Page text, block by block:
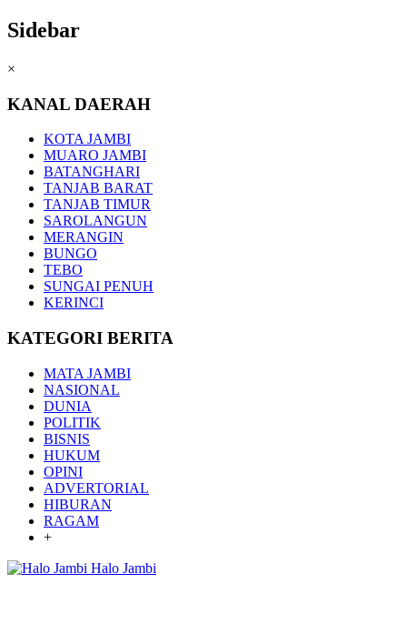
Sidebar
×
KANAL DAERAH
KOTA JAMBI
MUARO JAMBI
BATANGHARI
TANJAB BARAT
TANJAB TIMUR
SAROLANGUN
MERANGIN
BUNGO
TEBO
SUNGAI PENUH
KERINCI
KATEGORI BERITA
MATA JAMBI
NASIONAL
DUNIA
POLITIK
BISNIS
HUKUM
OPINI
ADVERTORIAL
HIBURAN
RAGAM
+
Halo Jambi